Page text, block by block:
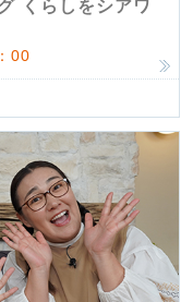
くらしをシアワ
00